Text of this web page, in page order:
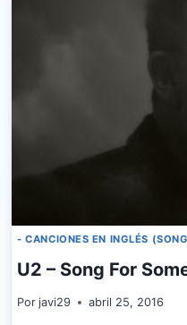
- CANCIONES EN INGLÉS
U2 – Song For
Por javi29 abril 25, 2016